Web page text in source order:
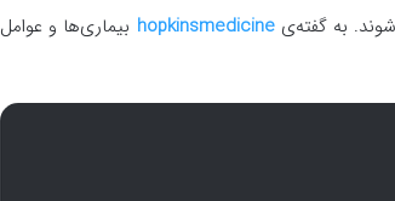
شوند. به گفته‌یhopkinsmedicine بیماری‌ها و عوامل